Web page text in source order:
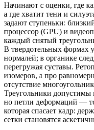
Начинают с оценки, где
а где хватит тени и
задают ступеньки:
процессор (GPU) и
каждый снятый
В твердотельных формах
нормалей; в органике
перегружая суставы.
изомеров, а про
отсутствие
Треугольники
но петли деформаций —
которая спасает кадр:
сетки становятся